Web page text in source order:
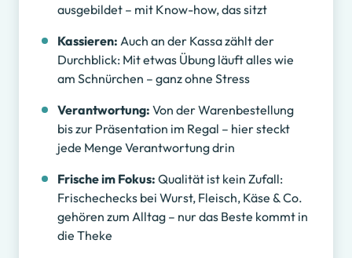
ausgebildet – mit Know-how, das sitzt
Kassieren: Auch an der Kassa zählt der
Durchblick: Mit etwas Übung läuft alles wie
am Schnürchen – ganz ohne Stress
Verantwortung: Von der Warenbestellung
bis zur Präsentation im Regal – hier steckt
jede Menge Verantwortung drin
Frische im Fokus: Qualität ist kein Zufall:
Frischechecks bei Wurst, Fleisch, Käse & Co.
gehören zum Alltag – nur das Beste kommt in
die Theke